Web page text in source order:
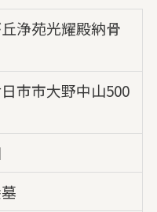
浄苑光耀殿納骨
市市大野中山500